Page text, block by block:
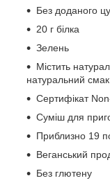
Без доданого
20 г білка
Зелень
Містить
натуральний смак
Сертифікат
Суміш для
Приблизно 19
Веганський
Без глютену